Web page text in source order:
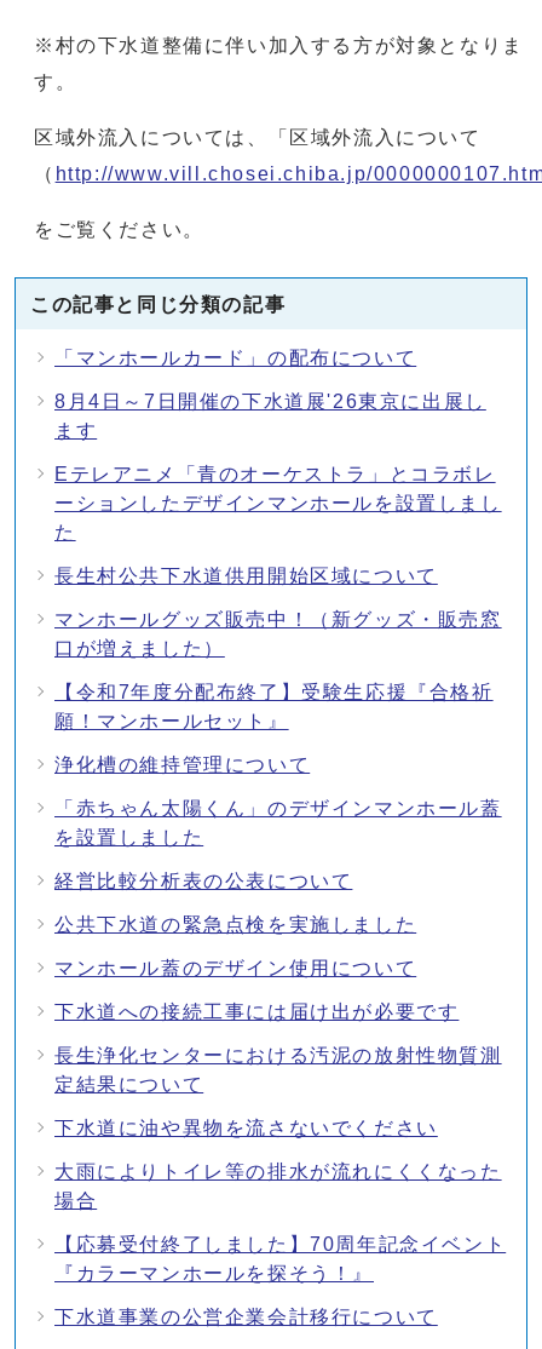
※村の下水道整備に伴い加入する方が対象となりま
す。
区域外流入については、「区域外流入について
（ http://www.vill.chosei.chiba.jp/
をご覧ください。
この記事と同じ分類の記事
「マンホールカード」の配布について
8月4日～7日開催の下水道展'26東京に出展し
ます
Eテレアニメ「青のオーケストラ」とコラボレ
ーションしたデザインマンホールを設置しまし
た
長生村公共下水道供用開始区域について
マンホールグッズ販売中！（新グッズ・販売窓
口が増えました）
【令和7年度分配布終了】受験生応援『合格祈
願！マンホールセット』
浄化槽の維持管理について
「赤ちゃん太陽くん」のデザインマンホール蓋
を設置しました
経営比較分析表の公表について
公共下水道の緊急点検を実施しました
マンホール蓋のデザイン使用について
下水道への接続工事には届け出が必要です
長生浄化センターにおける汚泥の放射性物質測
定結果について
下水道に油や異物を流さないでください
大雨によりトイレ等の排水が流れにくくなった
場合
【応募受付終了しました】70周年記念イベント
『カラーマンホールを探そう！』
下水道事業の公営企業会計移行について